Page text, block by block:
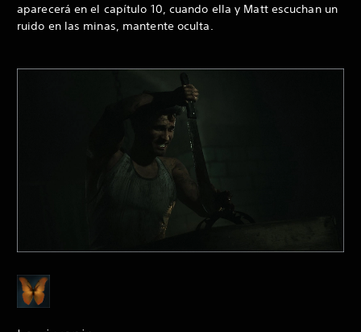
aparecerá en el capítulo 10, cuando ella y Matt escuchan un
ruido en las minas, mantente oculta.